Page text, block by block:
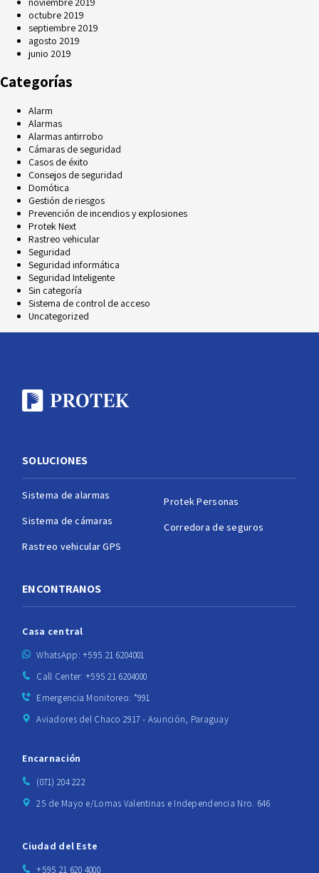
octubre 2019
septiembre 2019
agosto 2019
junio 2019
Categorías
Alarm
Alarmas
Alarmas antirrobo
Cámaras de seguridad
Casos de éxito
Consejos de seguridad
Domótica
Gestión de riesgos
Prevención de incendios y explosiones
Protek Next
Rastreo vehicular
Seguridad
Seguridad informática
Seguridad Inteligente
Sin categoría
Sistema de control de acceso
Uncategorized
SOLUCIONES
Sistema de alarmas
Sistema de cámaras
Rastreo vehicular GPS
Protek Personas
Corredora de seguros
ENCONTRANOS
Casa central
WhatsApp: +595 21 6204001
Call Center: +595 21 6204000
Emergencia Monitoreo: *991
Aviadores del Chaco 2917 - Asunción, Paraguay
Encarnación
(071) 204 222
25 de Mayo e/Lomas Valentinas e Independencia Nro. 646
Ciudad del Este
+595 21 620 4000